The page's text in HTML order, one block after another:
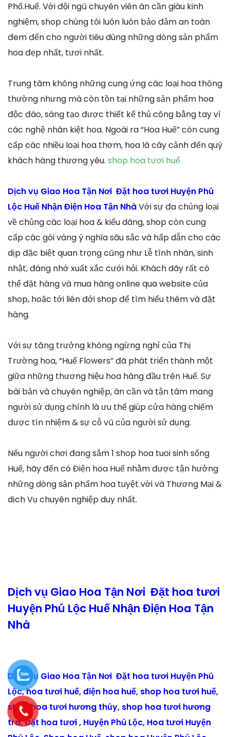
Phố.Huế. Với đội ngũ chuyên viên ân cần giàu kinh
nghiệm, shop chúng tôi luôn luôn bảo đảm an toàn
đem đến cho người tiêu dùng những dòng sản phẩm
hoa đẹp nhất, tươi nhất.
Trung tâm không những cung ứng các loại hoa thông
thường nhưng mà còn tồn tại những sản phẩm hoa
độc đáo, sáng tạo được thiết kế thủ công bằng tay vì
các nghệ nhân kiệt hoa. Ngoài ra “Hoa Huế” còn cung
cấp các nhiều loại hoa thơm, hoa lá cây cảnh đến quý
khách hàng thương yêu. shop hoa tươi huế
Dịch vụ Giao Hoa Tận Nơi Đặt hoa tươi Huyện Phú
Lộc Huế Nhận Điện Hoa Tận NhàVới sự đa chủng loại
về chủng các loại hoa & kiểu dáng, shop còn cung
cấp các gói vàng ý nghĩa sâu sắc và hấp dẫn cho các
dịp đặc biệt quan trọng cũng như Lễ tình nhân, sinh
nhật, đáng nhớ xuất xắc cưới hỏi. Khách dãy rất có
thể đặt hàng và mua hàng online qua website của
shop, hoặc tới liên đới shop để tìm hiểu thêm và đặt
hàng.
Với sự tăng trưởng không ngừng nghỉ của Thị
Trường hoa, “Huế Flowers” đã phát triển thành một
giữa những thương hiệu hoa hàng đầu trên Huế. Sự
bài bản và chuyên nghiệp, ân cần và tận tâm mang
người sử dụng chính là ưu thế giúp cửa hàng chiếm
được tín nhiệm & sự cỗ vũ của người sử dụng.
Nếu người chơi đang sắm 1 shop hoa tuoi sinh sống
Huế, hãy đến có Điện hoa Huế nhằm được tận hưởng
những dòng sản phẩm hoa tuyệt vời và Thương Mại &
dịch Vụ chuyên nghiệp duy nhất.
Dịch vụ Giao Hoa Tận Nơi Đặt hoa tươi
Huyện Phú Lộc Huế Nhận Điện Hoa Tận
Nhà
Dịch vụ Giao Hoa Tận Nơi Đặt hoa tươi Huyện Phú
Lộc, hoa tươi huế, điện hoa huế, shop hoa tươi huế,
shop hoa tươi hương thủy, shop hoa tươi hương
trà, Đặt hoa tươi , Huyện Phú Lộc, Hoa tươi Huyện